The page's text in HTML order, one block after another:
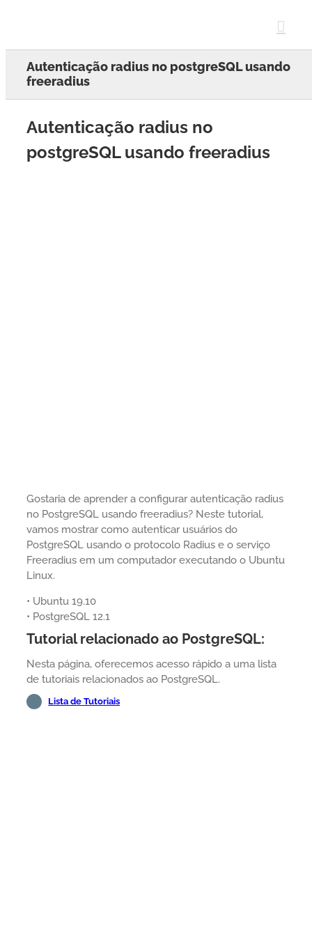
Autenticação radius no postgreSQL usando
freeradius
Autenticação radius no
postgreSQL usando freeradius
Gostaria de aprender a configurar autenticação radius
no PostgreSQL usando freeradius? Neste tutorial,
vamos mostrar como autenticar usuários do
PostgreSQL usando o protocolo Radius e o serviço
Freeradius em um computador executando o Ubuntu
Linux.
• Ubuntu 19.10
• PostgreSQL 12.1
Tutorial relacionado ao PostgreSQL:
Nesta página, oferecemos acesso rápido a uma lista
de tutoriais relacionados ao PostgreSQL.
Lista de Tutoriais